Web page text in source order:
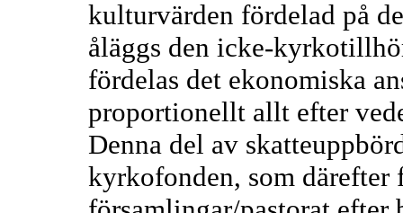
kulturvärden fördelad på
åläggs den icke-
fördelas det ekonomiska
proportionellt allt efter
Denna del av
kyrkofonden, som